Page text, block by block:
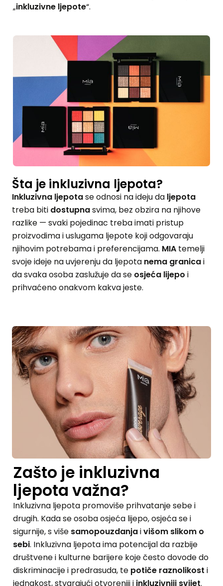
„inkluzivne ljepote“.
Šta je inkluzivna ljepota?
Inkluzivna ljepotase odnosi na ideju da ljepota
treba biti dostupnasvima, bez obzira na njihove
razlike — svaki pojedinac treba imati pristup
proizvodima i uslugama ljepote koji odgovaraju
njihovim potrebama i preferencijama. MIA temelji
svoje ideje na uvjerenju da ljepota nema granicai
da svaka osoba zaslužuje da se osjeća lijepo i
prihvaćeno onakvom kakva jeste.
Zašto je inkluzivna
ljepota važna?
Inkluzivna ljepota promoviše prihvatanje sebe i
drugih. Kada se osoba osjeća lijepo, osjeća se i
sigurnije, s više samopouzdanjaivišom slikom o
sebi. Inkluzivna ljepota ima potencijal da razbije
društvene i kulturne barijere koje često dovode do
diskriminacije i predrasuda, te potiče raznolikost i
jednakost, stvarajući otvoreniji i inkluzivniji svijet.